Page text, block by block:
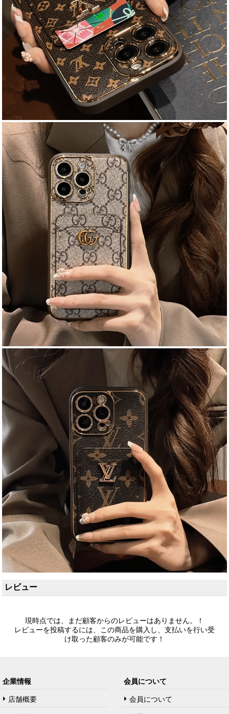
レビュー
現時点では、まだ顧客からのレビューはありません。！
レビューを投稿するには、この商品を購入し、支払いを行い受
け取った顧客のみが可能です！
企業情報
店舗概要
会員について
会員について